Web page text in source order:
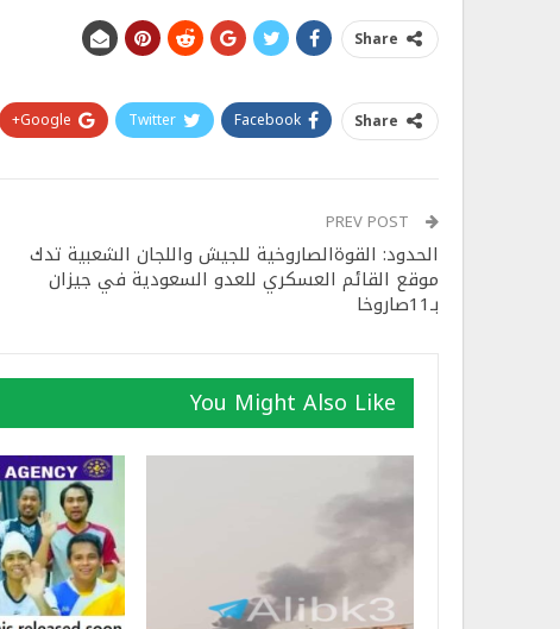
Share
Share
Facebook
Twitter
Google+
الحدود: القوةالصاروخية للجيش واللجان الشعبية تدك
موقع القائم العسكري للعدو السعودية في جيزان
بـ11صاروخا
You Might Also Like